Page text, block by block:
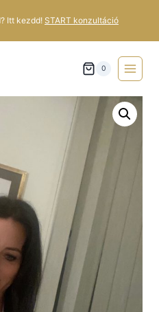
Itt kezdd! START konzultáció
0